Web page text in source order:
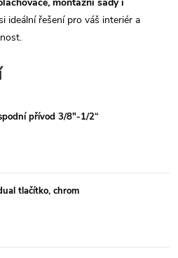
ideální řešení pro váš interiér a
přívod 3/8"-1/2“
tlačítko, chrom